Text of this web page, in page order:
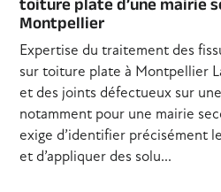
Montpellier
Expertise du traitement des
sur toiture plate à Montpellier
et des joints défectueux sur
notamment pour une mairie
exige d’identifier précisément
et d’appliquer des solu...